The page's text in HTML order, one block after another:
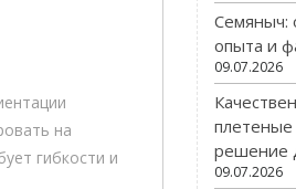
на
гибкости и
Семяныч:
опыта и
09.07.2026
плетеные
решение
09.07.2026